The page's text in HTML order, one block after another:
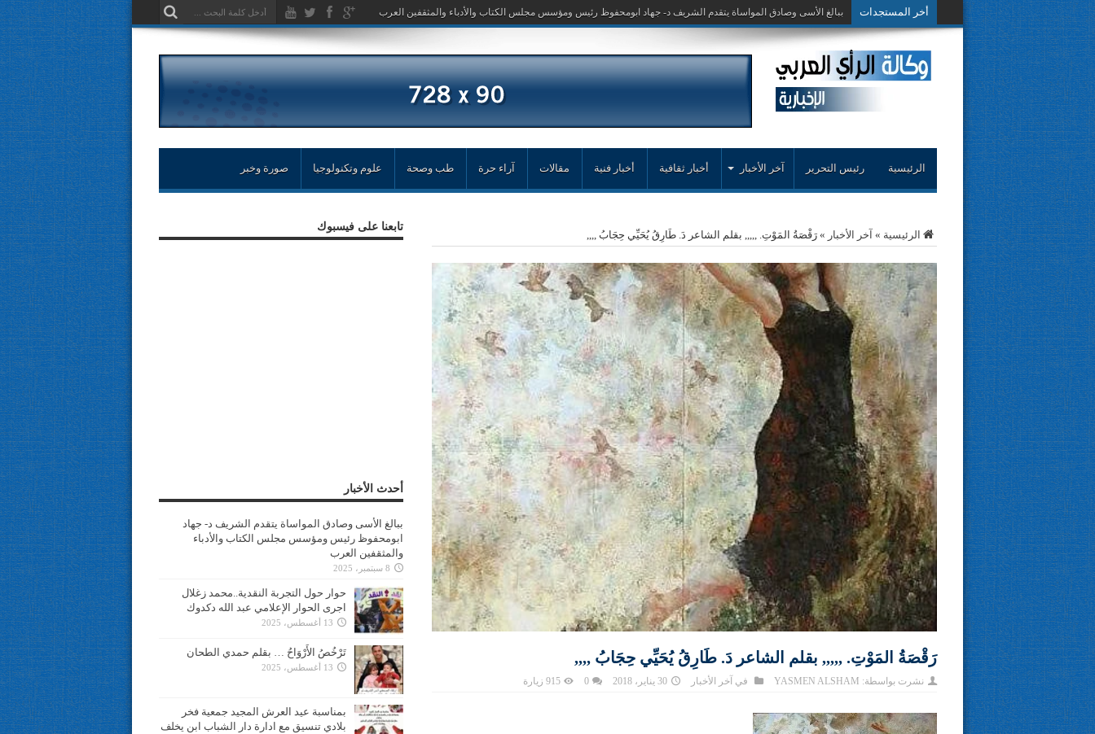
أخر المستجدات حوار حول التجربة
الرئيسية رئيس التحرير آخر الأخبار أخبار ثقافية أخبار فنية مقالات آراء حرة طب وصحة علوم وتكنولوجيا صورة وخبر
الرئيسية » آخر الأخبار »رَقْصَةُ المَوْتِ. ,,,,, بقلم الشاعر دَ. طَارِقُ يُحَيِّي حِجَابُ ,,,,
رَقْصَةُ المَوْتِ. ,,,,, بقلم الشاعر دَ. طَارِقُ يُحَيِّي حِجَابُ ,,,,
نشرت بواسطة: YASMEN ALSHAM في آخر الأخبار 30 يناير، 2018 0 915 زيارة
تابعنا على فيسبوك
أحدث الأخبار
ببالغ الأسى وصادق المواساة يتقدم الشريف د- جهاد
ابومحفوظ رئيس ومؤسس مجلس الكتاب والأدباء
والمثقفين العرب
8 سبتمبر، 2025
حوار حول التجربة النقدية..محمد زغلال
اجرى الحوار الإعلامي عبد الله دكدوك
13 أغسطس، 2025
تَرْخُصُ الأَرْوَاحُ … بقلم حمدي الطحان
13 أغسطس، 2025
بمناسبة عيد العرش المجيد جمعية فخر
بلادي تنسيق مع ادارة دار الشباب ابن يخلف